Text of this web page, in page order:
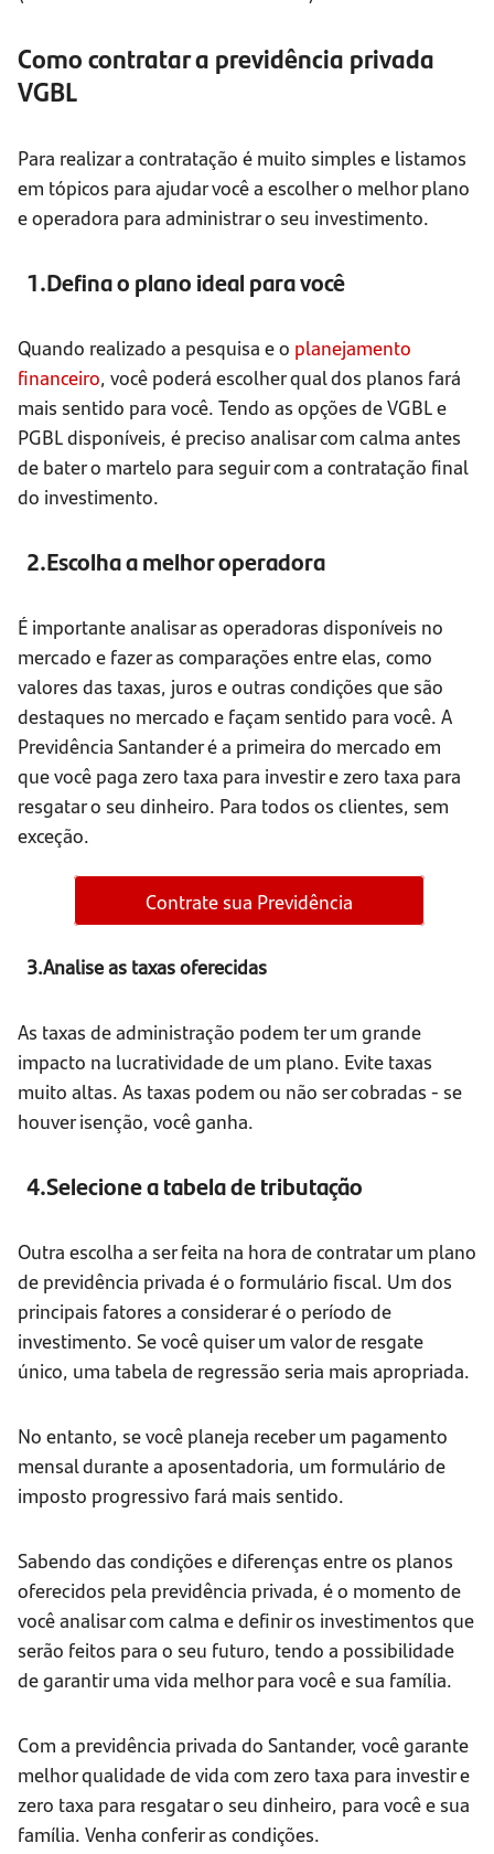
Como contratar a previdência privada
VGBL
Para realizar a contratação é muito simples e listamos
em tópicos para ajudar você a escolher o melhor plano
e operadora para administrar o seu investimento.
1.Defina o plano ideal para você
Quando realizado a pesquisa e o planejamento
financeiro, você poderá escolher qual dos planos fará
mais sentido para você. Tendo as opções de VGBL e
PGBL disponíveis, é preciso analisar com calma antes
de bater o martelo para seguir com a contratação final
do investimento.
2.Escolha a melhor operadora
É importante analisar as operadoras disponíveis no
mercado e fazer as comparações entre elas, como
valores das taxas, juros e outras condições que são
destaques no mercado e façam sentido para você. A
Previdência Santander é a primeira do mercado em
que você paga zero taxa para investir e zero taxa para
resgatar o seu dinheiro. Para todos os clientes, sem
exceção.
Contrate sua Previdência
3.Analise as taxas oferecidas
As taxas de administração podem ter um grande
impacto na lucratividade de um plano. Evite taxas
muito altas. As taxas podem ou não ser cobradas - se
houver isenção, você ganha.
4.Selecione a tabela de tributação
Outra escolha a ser feita na hora de contratar um plano
de previdência privada é o formulário fiscal. Um dos
principais fatores a considerar é o período de
investimento. Se você quiser um valor de resgate
único, uma tabela de regressão seria mais apropriada.
No entanto, se você planeja receber um pagamento
mensal durante a aposentadoria, um formulário de
imposto progressivo fará mais sentido.
Sabendo das condições e diferenças entre os planos
oferecidos pela previdência privada, é o momento de
você analisar com calma e definir os investimentos que
serão feitos para o seu futuro, tendo a possibilidade
de garantir uma vida melhor para você e sua família.
Com a previdência privada do Santander, você garante
melhor qualidade de vida com zero taxa para investir e
zero taxa para resgatar o seu dinheiro, para você e sua
família. Venha conferir as condições.